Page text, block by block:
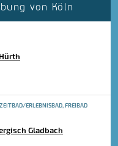
von Köln
ERLEBNISBAD, FREIBAD
Gladbach